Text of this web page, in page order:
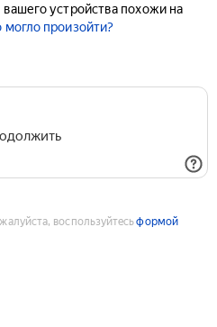
устройства похожи на
могло произойти?
воспользуйтесьформой